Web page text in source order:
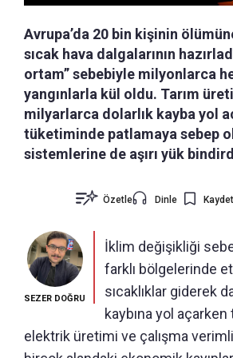
Avrupa’da 20 bin kişinin
sıcak hava dalgalarının
ortam” sebebiyle milyonlarca
yangınlarla kül oldu. Tarım
milyarlarca dolarlık kayba yol
tüketiminde patlamaya sebep
sistemlerine de aşırı yük
Özetle Dinle Kaydet
SEZER DOĞRU
İklim değişikliği
farklı bölgelerinde
sıcaklıklar giderek
kaybına yol açarken
elektrik üretimi ve çalışma